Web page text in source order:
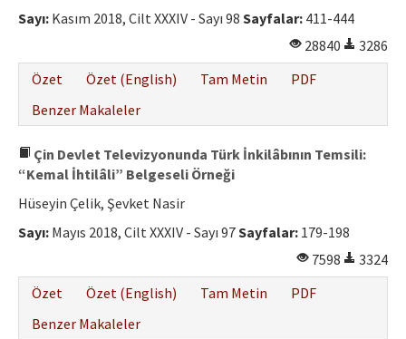
Yazar Rehberi
İletişim
Sayı: Kasım 2018, Cilt XXXIV - Sayı 98 Sayfalar: 411-444
28840
3286
Özet
Özet (English) Tam Metin
PDF
Benzer Makaleler
Çin Devlet Televizyonunda Türk İnkilâbının Temsili:
“Kemal İhtilâli” Belgeseli Örneği
Hüseyin Çelik, Şevket Nasir
Sayı: Mayıs 2018, Cilt XXXIV - Sayı 97Sayfalar: 179-198
7598
3324
Özet
Özet (English) Tam Metin
PDF
Benzer Makaleler